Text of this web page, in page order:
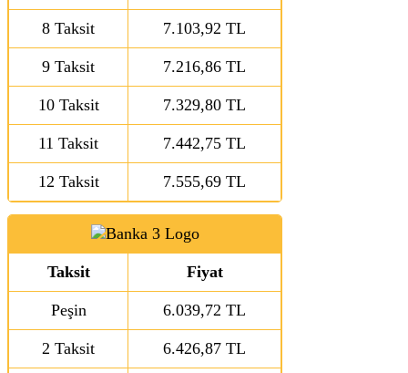
8 Taksit 7.103,92 TL
9 Taksit 7.216,86 TL
10 Taksit 7.329,80 TL
11 Taksit 7.442,75 TL
12 Taksit 7.555,69 TL
Taksit Fiyat
Peşin 6.039,72 TL
2 Taksit 6.426,87 TL